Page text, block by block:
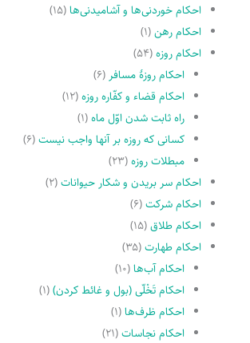
احکام خوردنی‌ها و آشامیدنی‌ها(۱۵)
احکام رهن(۱)
احکام روزه(۵۴)
احکام روزۀ مسافر (۶)
احکام قضاء و کفّاره روزه(۱۲)
راه ثابت شدن اوّل ماه(۱)
کسانى که روزه بر آنها واجب نیست(۶)
مبطلات روزه(۲۳)
احکام سر بریدن و شکار حیوانات(۲)
احکام شرکت(۶)
احکام طلاق(۱۵)
احکام طهارت(۳۵)
احکام آب‌ها(۱۰)
احکام تَخْلّى (بول و غائط کردن)(۱)
احکام ظرف‌ها(۱)
احکام نجاسات(۲۱)